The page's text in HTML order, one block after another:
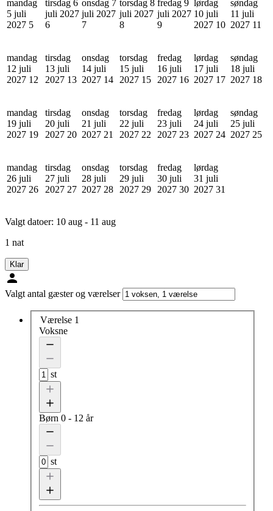
mandag
5 juli
2027 5
tirsdag 6
juli 2027
6
onsdag 7
juli 2027
7
torsdag 8
juli 2027
8
fredag 9
juli 2027
9
lørdag
10 juli
2027 10
søndag
11 juli
2027 11
mandag
12 juli
2027 12
tirsdag
13 juli
2027 13
onsdag
14 juli
2027 14
torsdag
15 juli
2027 15
fredag
16 juli
2027 16
lørdag
17 juli
2027 17
søndag
18 juli
2027 18
mandag
19 juli
2027 19
tirsdag
20 juli
2027 20
onsdag
21 juli
2027 21
torsdag
22 juli
2027 22
fredag
23 juli
2027 23
lørdag
24 juli
2027 24
søndag
25 juli
2027 25
mandag
26 juli
2027 26
tirsdag
27 juli
2027 27
onsdag
28 juli
2027 28
torsdag
29 juli
2027 29
fredag
30 juli
2027 30
lørdag
31 juli
2027 31
Valgt datoer: 10 aug - 11 aug
1 nat
Klar
Valgt antal gæster og værelser
Værelse 1
Voksne
st
Børn 0 - 12 år
st